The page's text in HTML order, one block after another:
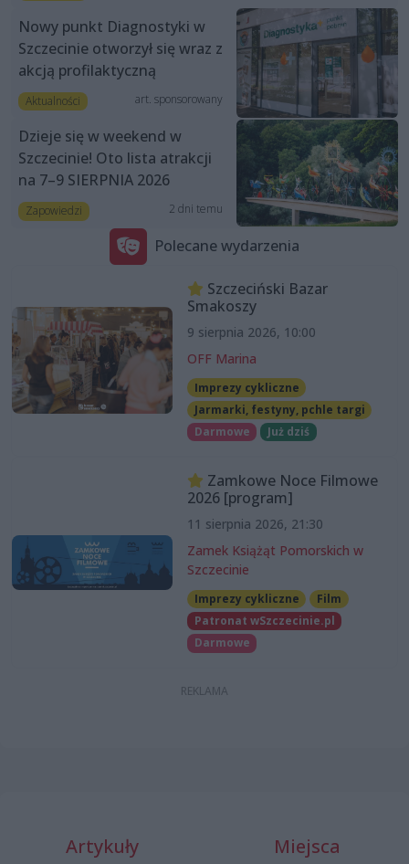
Nowy punkt Diagnostyki w
Szczecinie otworzył się wraz z
akcją profilaktyczną
Aktualności art. sponsorowany
Dzieje się w weekend w
Szczecinie! Oto lista atrakcji
na 7–9 SIERPNIA 2026
Zapowiedzi 2 dni temu
Polecane wydarzenia
Szczeciński Bazar
Smakoszy
9 sierpnia 2026, 10:00
OFF Marina
Imprezy cykliczne
Jarmarki, festyny, pchle targi
Darmowe
Już dziś
Zamkowe Noce Filmowe
2026 [program]
11 sierpnia 2026, 21:30
Zamek Książąt Pomorskich w
Szczecinie
Imprezy cykliczne
Film
Patronat wSzczecinie.pl
Darmowe
Artykuły Miejsca